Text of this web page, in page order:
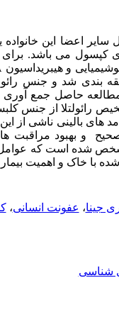
سایر اعضا این
کپسول می باشد. برای
و هیبریداسیون
بندی شد و جنس
این مطالعه حاصل جمع
رائولتلا از جنس
های بالینی ناشی از
و بهبود مراقبت
شده است که عوامل
با خاک و اهمیت
جینا، عفونت انسانی،
شناسی